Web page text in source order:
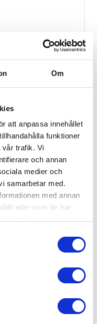
Om
att anpassa innehållet
funktioner
vår trafik. Vi
och annan
medier och
samarbetar med.
med annan
eller som de har